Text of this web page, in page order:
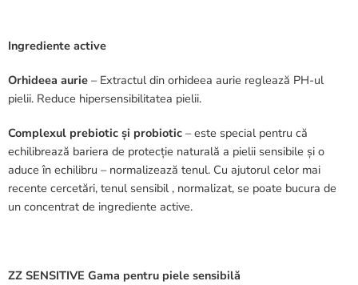
Ingrediente active
Orhideea aurie – Extractul din orhideea aurie reglează PH-ul
pielii. Reduce hipersensibilitatea pielii.
Complexul prebiotic și probiotic – este special pentru că
echilibrează bariera de protecție naturală a pielii sensibile și o
aduce în echilibru – normalizează tenul. Cu ajutorul celor mai
recente cercetări, tenul sensibil , normalizat, se poate bucura de
un concentrat de ingrediente active.
ZZ SENSITIVE Gama pentru piele sensibilă